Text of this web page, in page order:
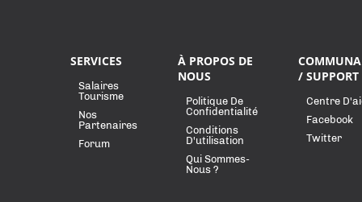
SERVICES
Salaires
Tourisme
Nos
Partenaires
Forum
À PROPOS DE
NOUS
Politique De
Confidentialité
Conditions
D'utilisation
Qui Sommes-
Nous ?
/ SUPPORT
Centre
Facebook
Twitter